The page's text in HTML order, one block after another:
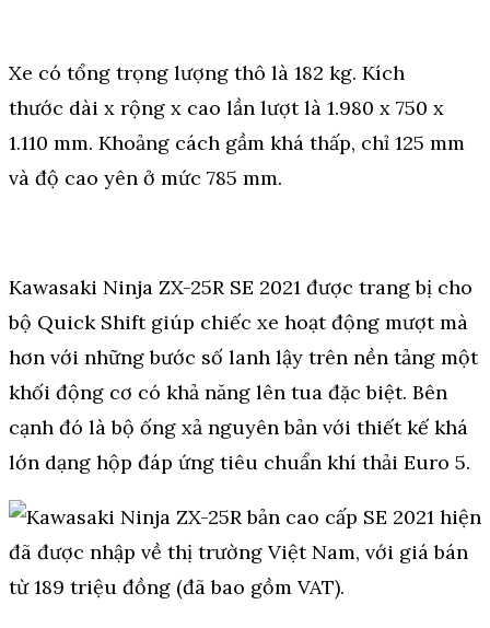
Xe có tổng trọng lượng thô là 182 kg. Kích
thước dài x rộng x cao lần lượt là 1.980 x 750 x
1.110 mm. Khoảng cách gầm khá thấp, chỉ 125 mm
và độ cao yên ở mức 785 mm.
Kawasaki Ninja ZX-25R SE 2021 được trang bị cho
bộ Quick Shift giúp chiếc xe hoạt động mượt mà
hơn với những bước số lanh lậy trên nền tảng một
khối động cơ có khả năng lên tua đặc biệt. Bên
cạnh đó là bộ ống xả nguyên bản với thiết kế khá
lớn dạng hộp đáp ứng tiêu chuẩn khí thải Euro 5.